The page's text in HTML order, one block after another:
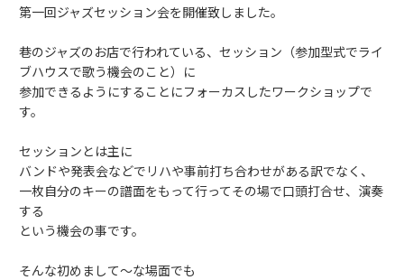
第一回ジャズセッション会を開催致しました。
巷のジャズのお店で行われている、セッション（参加型式でライ
ブハウスで歌う機会のこと）に
参加できるようにすることにフォーカスしたワークショップで
す。
セッションとは主に
バンドや発表会などでリハや事前打ち合わせがある訳でなく、
一枚自分のキーの譜面をもって行ってその場で口頭打合せ、演奏
する
という機会の事です。
そんな初めまして～な場面でも